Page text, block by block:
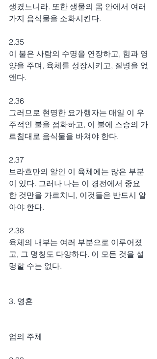
생겼느니라. 또한 생물의 몸 안에서 여러
가지 음식물을 소화시킨다.
2.35
이 불은 사람의 수명을 연장하고, 힘과 영
양을 주며, 육체를 성장시키고, 질병을 없
앤다.
2.36
그러므로 현명한 요가행자는 매일 이 우
주적인 불을 점화하고, 이 불에 스승의 가
르침대로 음식물을 바쳐야 한다.
2.37
브라흐만의 알인 이 육체에는 많은 부분
이 있다. 그러나 나는 이 경전에서 중요
한 것만을 가르치니, 이것들은 반드시 알
아야 한다.
2.38
육체의 내부는 여러 부분으로 이루어졌
고, 그 명칭도 다양하다. 이 모든 것을 설
명할 수는 없다.
3. 영혼
업의 주체